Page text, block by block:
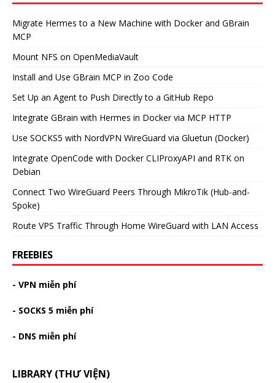
Migrate Hermes to a New Machine with Docker and GBrain
MCP
Mount NFS on OpenMediaVault
Install and Use GBrain MCP in Zoo Code
Set Up an Agent to Push Directly to a GitHub Repo
Integrate GBrain with Hermes in Docker via MCP HTTP
Use SOCKS5 with NordVPN WireGuard via Gluetun (Docker)
Integrate OpenCode with Docker CLIProxyAPI and RTK on
Debian
Connect Two WireGuard Peers Through MikroTik (Hub-and-
Spoke)
Route VPS Traffic Through Home WireGuard with LAN Access
FREEBIES
- VPN miễn phí
- SOCKS 5 miễn phí
- DNS miễn phí
LIBRARY (THƯ VIỆN)